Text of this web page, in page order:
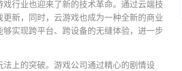
行业也迎来了新的技术革命。通过云端技
新，同时，云游戏也成为一种全新的商业
实现跨平台、跨设备的无缝体验，进一步
上的突破。游戏公司通过精心的剧情设